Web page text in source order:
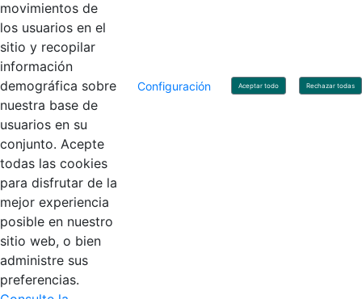
Contacto
Línea de servicio al ciudadano: +57(601) 492 64 00
Correo Institucional:
Correo de notificaciones judiciales:
notificacionjudicial@contaduria.gov.co
Correo de Asuntos disciplinarios:
asuntosdisciplinarios@contaduria.gov.co
Línea Anticorrupción: +57(601) 492 64 00 Ext. 4
Política de privacidad y protección de datos personales
Política de derechos de autor
Términos y condiciones de uso
© Copyright 2026 - Todos los derechos reservados
Gobierno de Colombia
movimientos de
los usuarios en el
sitio y recopilar
información
demográfica sobre
nuestra base de
usuarios en su
conjunto. Acepte
todas las cookies
para disfrutar de la
mejor experiencia
posible en nuestro
sitio web, o bien
administre sus
preferencias.
Configuración Aceptar todo Rechazar todas